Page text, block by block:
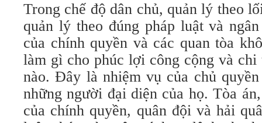
Trong chế độ dân chủ, quản lý theo
quản lý theo đúng pháp luật và
của chính quyền và các quan tòa
làm gì cho phúc lợi công cộng và chi
nào. Đây là nhiệm vụ của chủ
những người đại diện của họ. Tòa
của chính quyền, quân đội và hải